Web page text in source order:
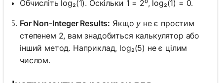
Обчисліть log₂(1). Оскільки 1 = 2⁰, log₂(1) = 0.
For Non-Integer Results: Якщо y не є простим
степенем 2, вам знадобиться калькулятор або
інший метод. Наприклад, log₂(5) не є цілим
числом.